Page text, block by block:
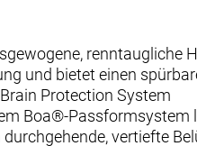
renntaugliche
und bietet einen
Protection System
Boa®-Passformsystem
durchgehende, vertiefte